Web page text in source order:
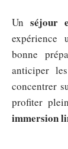
Un séjour
expérience
bonne
anticiper
concentrer
profiter
immersion